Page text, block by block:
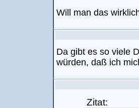
Will man das
Da gibt es so viele
würden, daß ich
Zitat: